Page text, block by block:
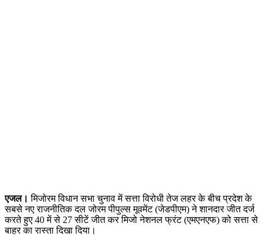
एजल। मिजोरम विधान सभा चुनाव में सत्ता विरोधी तेज लहर के बीच प्रदेश के
सबसे नए राजनीतिक दल जोरम पीपुल्स मूवमेंट (जेडपीएम) ने शानदार जीत दर्ज
करते हुए 40 में से 27 सीटें जीत कर मिजो नेशनल फ्रंट (एमएनएफ) को सत्ता से
बाहर का रास्ता दिखा दिया।